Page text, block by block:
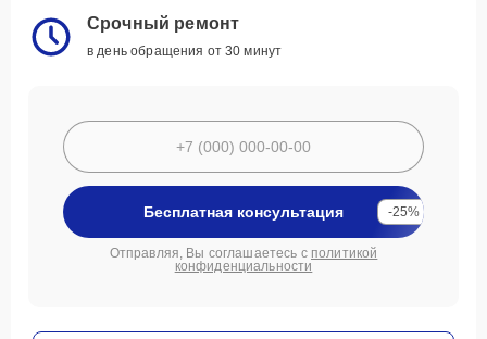
Срочный ремонт
в день обращения от 30 минут
Бесплатная консультация -25%
Отправляя, Вы соглашаетесь с политикой
конфиденциальности